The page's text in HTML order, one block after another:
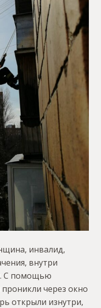
инвалид,
внутри
С помощью
через окно
открыли изнутри,